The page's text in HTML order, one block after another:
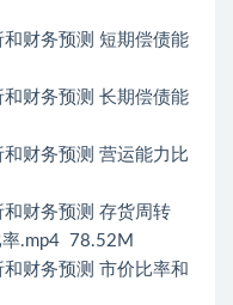
财务预测 短期偿债能
财务预测 长期偿债能
财务预测 营运能力比
财务预测 存货周转
率.mp4 78.52M
财务预测 市价比率和